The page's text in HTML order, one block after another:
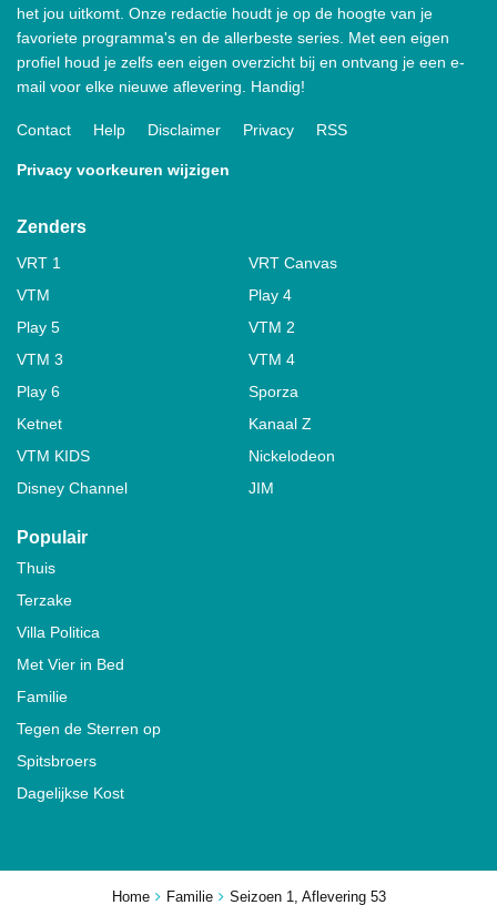
Home Familie Seizoen 1, Aflevering 53
het jou uitkomt. Onze redactie houdt je op de hoogte van je
favoriete programma's en de allerbeste series. Met een eigen
profiel houd je zelfs een eigen overzicht bij en ontvang je een e-
mail voor elke nieuwe aflevering. Handig!
Contact Help Disclaimer Privacy RSS
Privacy voorkeuren wijzigen
Zenders
VRT 1
VRT Canvas
VTM
Play 4
Play 5
VTM 2
VTM 3
VTM 4
Play 6
Sporza
Ketnet
Kanaal Z
VTM KIDS
Nickelodeon
Disney Channel
JIM
Populair
Thuis
Terzake
Villa Politica
Met Vier in Bed
Familie
Tegen de Sterren op
Spitsbroers
Dagelijkse Kost